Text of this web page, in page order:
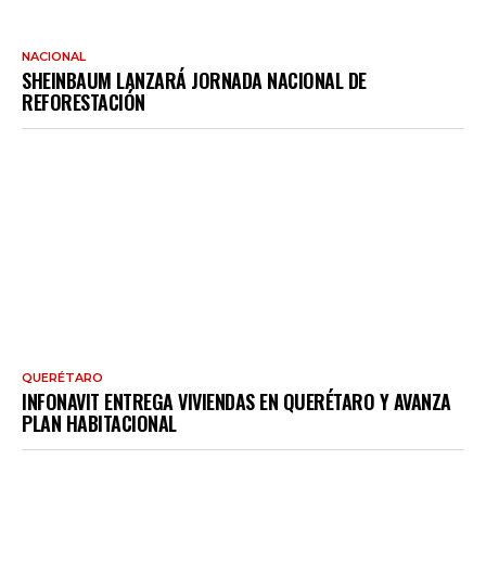
NACIONAL
SHEINBAUM LANZARÁ JORNADA NACIONAL DE
REFORESTACIÓN
QUERÉTARO
INFONAVIT ENTREGA VIVIENDAS EN QUERÉTARO Y AVANZA
PLAN HABITACIONAL